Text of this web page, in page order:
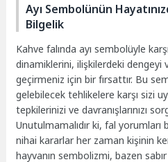
Ayı Sembolünün
Bilgelik
Kahve falında ayı sembolüyle
dinamiklerini, ilişkilerdeki dengeyi
geçirmeniz için bir fırsattır. Bu
gelebilecek tehlikelere karşı sizi
tepkilerinizi ve davranışlarınızı
Unutulmamalıdır ki, fal
nihai kararlar her zaman kişinin
hayvanın sembolizmi, bazen